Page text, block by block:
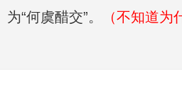
为“何虞醋交”。
（不知道为